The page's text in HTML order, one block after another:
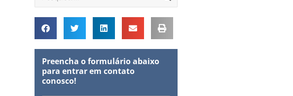
Preencha o formulário abaixo
para entrar em contato
conosco!